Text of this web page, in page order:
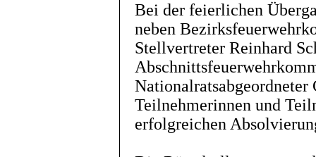
Bei der feierlichen
neben
Stellvertreter Reinhard
Nationalratsabgeordneter
Teilnehmerinnen und
erfolgreichen